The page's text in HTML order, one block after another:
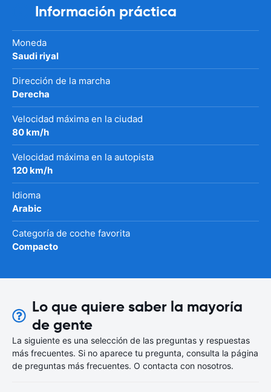
Información práctica
Moneda
Saudi riyal
Dirección de la marcha
Derecha
Velocidad máxima en la ciudad
80 km/h
Velocidad máxima en la autopista
120 km/h
Idioma
Arabic
Categoría de coche favorita
Compacto
Lo que quiere saber la mayoría
de gente
La siguiente es una selección de las preguntas y respuestas
más frecuentes. Si no aparece tu pregunta, consulta la página
de preguntas más frecuentes. O contacta con nosotros.